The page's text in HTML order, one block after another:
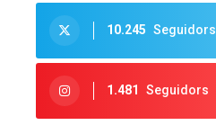
10.245 Seguidors
1.481 Seguidors